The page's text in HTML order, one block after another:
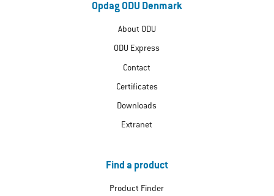
Opdag ODU Denmark
About ODU
ODU Express
Contact
Certificates
Downloads
Extranet
Find a product
Product Finder